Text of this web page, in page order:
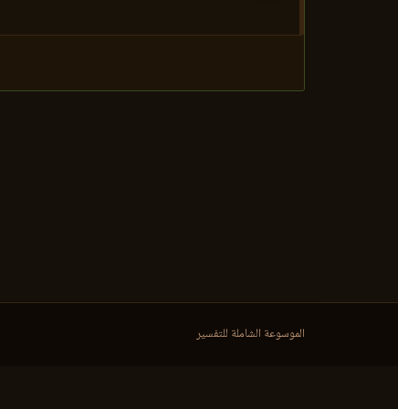
الموسوعة الشاملة للتفسير